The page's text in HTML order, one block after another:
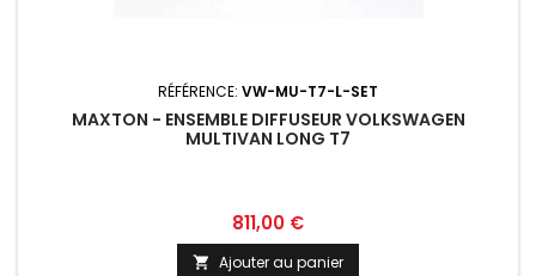
RÉFÉRENCE: VW-MU-T7-L-SET
MAXTON - ENSEMBLE DIFFUSEUR VOLKSWAGEN
MULTIVAN LONG T7
Prix
811,00 €
 Ajouter au panier